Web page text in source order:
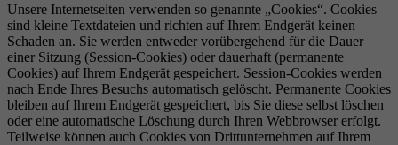
Unsere Internetseiten verwenden so genannte „Cookies“. Cookies
sind kleine Textdateien und richten auf Ihrem Endgerät keinen
Schaden an. Sie werden entweder vorübergehend für die Dauer
einer Sitzung (Session-Cookies) oder dauerhaft (permanente
Cookies) auf Ihrem Endgerät gespeichert. Session-Cookies werden
nach Ende Ihres Besuchs automatisch gelöscht. Permanente Cookies
bleiben auf Ihrem Endgerät gespeichert, bis Sie diese selbst löschen
oder eine automatische Löschung durch Ihren Webbrowser erfolgt.
Teilweise können auch Cookies von Drittunternehmen auf Ihrem